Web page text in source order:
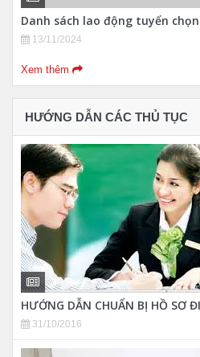
Danh sách lao động tuyển
13/11/2024
Xem thêm
HƯỚNG DẪN CÁC THỦ TỤC
HƯỚNG DẪN CHUẨN BỊ HỒ SƠ
31/10/2016